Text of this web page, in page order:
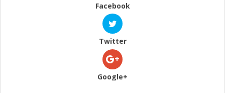
Facebook
Twitter
Google+